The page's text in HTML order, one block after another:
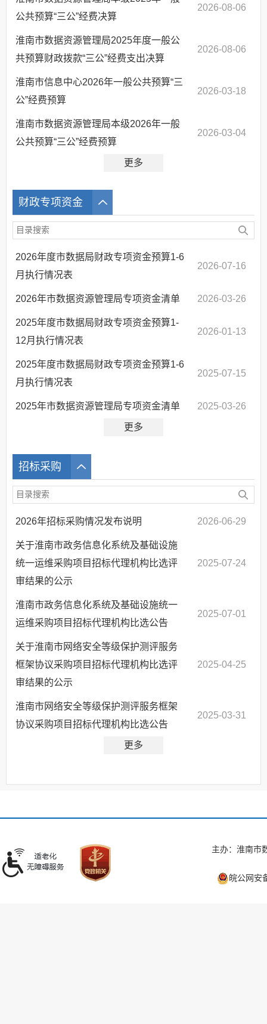
公共预算“三公”经费决算
2026-08-06
淮南市数据资源管理局2025年度一般公
共预算财政拨款“三公”经费支出决算
2026-08-06
淮南市信息中心2026年一般公共预算“三
公”经费预算
2026-03-18
淮南市数据资源管理局本级2026年一般
公共预算“三公”经费预算
2026-03-04
更多
财政专项资金
2026年度市数据局财政专项资金预算1-6
月执行情况表
2026-07-16
2026年市数据资源管理局专项资金清单 2026-03-26
2025年度市数据局财政专项资金预算1-
12月执行情况表
2026-01-13
2025年度市数据局财政专项资金预算1-6
月执行情况表
2025-07-15
2025年市数据资源管理局专项资金清单 2025-03-26
更多
招标采购
2026年招标采购情况发布说明 2026-06-29
关于淮南市政务信息化系统及基础设施
统一运维采购项目招标代理机构比选评
审结果的公示
2025-07-24
淮南市政务信息化系统及基础设施统一
运维采购项目招标代理机构比选公告
2025-07-01
关于淮南市网络安全等级保护测评服务
框架协议采购项目招标代理机构比选评
审结果的公示
2025-04-25
淮南市网络安全等级保护测评服务框架
协议采购项目招标代理机构比选公告
2025-03-31
更多
主办：淮南市
皖公网安